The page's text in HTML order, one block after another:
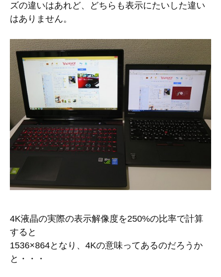
ズの違いはあれど、どちらも表示にたいした違い
はありません。
4K液晶の実際の表示解像度を250%の比率で計算
すると
1536×864となり、4Kの意味ってあるのだろうか
と・・・